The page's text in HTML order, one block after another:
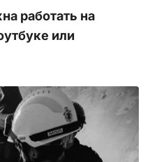
работать на
или